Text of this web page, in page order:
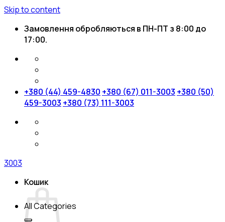
Skip to content
Замовлення обробляються в ПН-ПТ з 8:00 до
17:00.
+380 (44) 459-4830 +380 (67) 011-3003 +380 (50)
459-3003 +380 (73) 111-3003
3003
Кошик
All Categories